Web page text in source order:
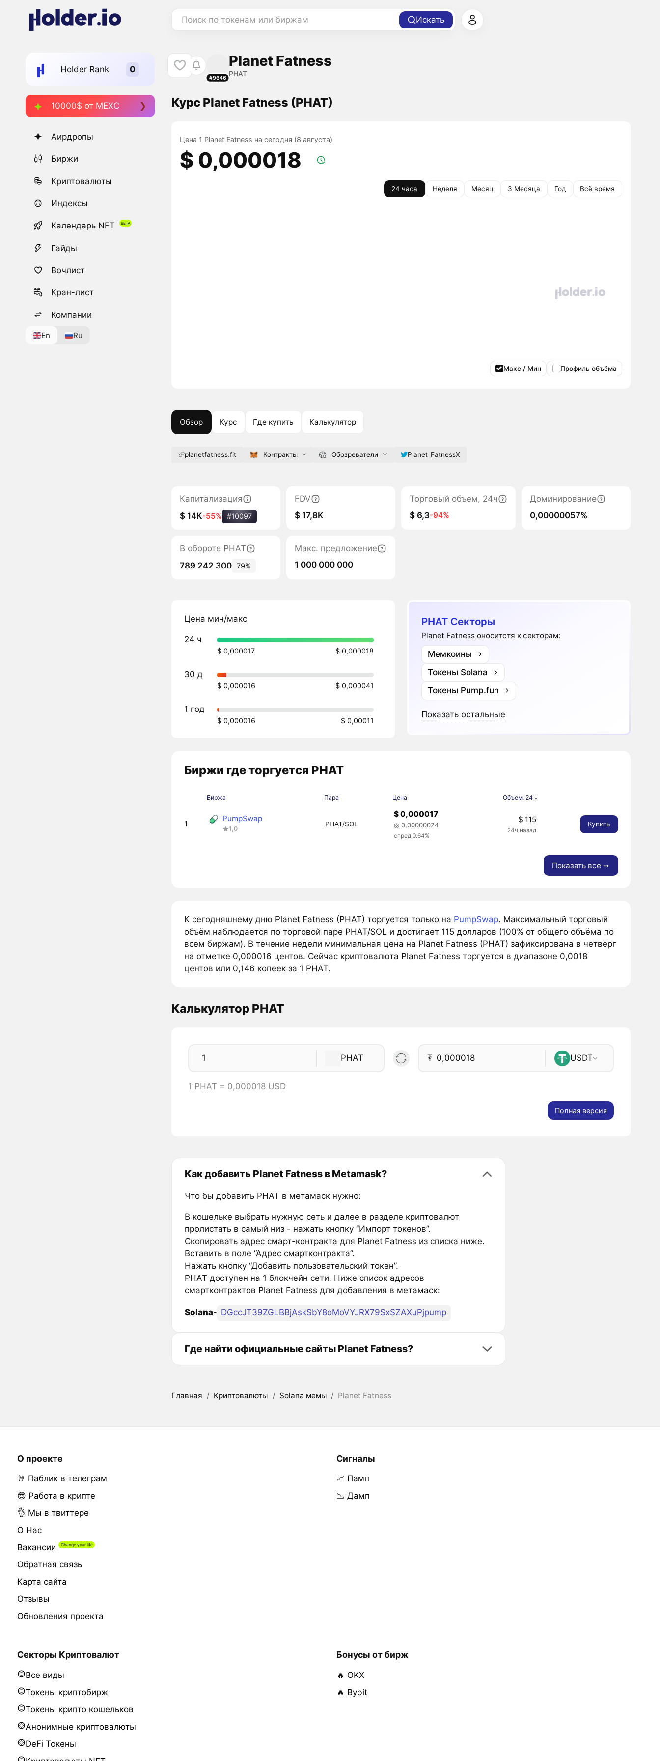
Поиск по токенам или биржам Искать
Holder Rank
10000$ от MEXC
Аирдропы
Биржи
Криптовалюты
Индексы
Календарь NFT
Гайды
Вочлист
Кран-лист
Компании
En Ru
#9646
Planet Fatness
PHAT
Курс Planet Fatness (PHAT)
Цена 1 Planet Fatness на сегодня (8 августа)
$ 0,000018
24 часа Неделя Месяц 3 Месяца Год Всё время
Макс / Мин Профиль объёма
Обзор Курс Где купить Калькулятор
planetfatness.fit Контракты Обозреватели Planet_FatnessX
Капитализация
$ 14K-55% #10097
FDV
$ 17,8K
Торговый объем, 24ч
$ 6,3-94%
Доминирование
0,00000057%
В обороте PHAT
789 242 300 79%
Макс. предложение
1 000 000 000
Цена мин/макс
24 ч
$ 0,000017 $ 0,000018
30 д
$ 0,000016 $ 0,000041
1 год
$ 0,000016 $ 0,00011
PHAT Секторы
Planet Fatness оноситстя к секторам:
Мемкоины
Токены Solana
Токены Pump.fun
Показать остальные
Биржи где торгуется PHAT
Биржа Пара Цена Объем, 24 ч
1
PumpSwap
1,0
PHAT/SOL
$ 0,000017
◎ 0,00000024
спред 0.64%
$ 115
24ч назад
Купить
Показать все ➙
К сегодняшнему дню Planet Fatness (PHAT) торгуется только на PumpSwap. Максимальный торговый
объём наблюдается по торговой паре PHAT/SOL и достигает 115 долларов (100% от общего объёма по
всем биржам). В течение недели минимальная цена на Planet Fatness (PHAT) зафиксирована в четверг
на отметке 0,000016 центов. Сейчас криптовалюта Planet Fatness торгуется в диапазоне 0,0018
центов или 0,146 копеек за 1 PHAT.
Калькулятор PHAT
PHAT ₮ USDT
1 PHAT = 0,000018 USD
Полная версия
Как добавить Planet Fatness в Metamask?
Что бы добавить PHAT в метамаск нужно:
В кошельке выбрать нужную сеть и далее в разделе криптовалют
пролистать в самый низ - нажать кнопку “Импорт токенов”.
Скопировать адрес смарт-контракта для Planet Fatness из списка ниже.
Вставить в поле “Адрес смартконтракта”.
Нажать кнопку “Добавить пользовательский токен”.
PHAT доступен на 1 блокчейн сети. Ниже список адресов
смартконтрактов Planet Fatness для добавления в метамаск:
Solana- DGccJT39ZGLBBjAskSbY8oMoVYJRX79SxSZAXuPjpump
Где найти официальные сайты Planet Fatness?
Главная / Криптовалюты / Solana мемы / Planet Fatness
О проекте
🤘 Паблик в телеграм
😎 Работа в крипте
👌 Мы в твиттере
О Нас
Вакансии
Обратная связь
Карта сайта
Отзывы
Обновления проекта
Сигналы
📈 Памп
📉 Дамп
Секторы Криптовалют
Все виды
Токены криптобирж
Токены крипто кошельков
Анонимные криптовалюты
DeFi Токены
Бонусы от бирж
🔥 OKX
🔥 Bybit